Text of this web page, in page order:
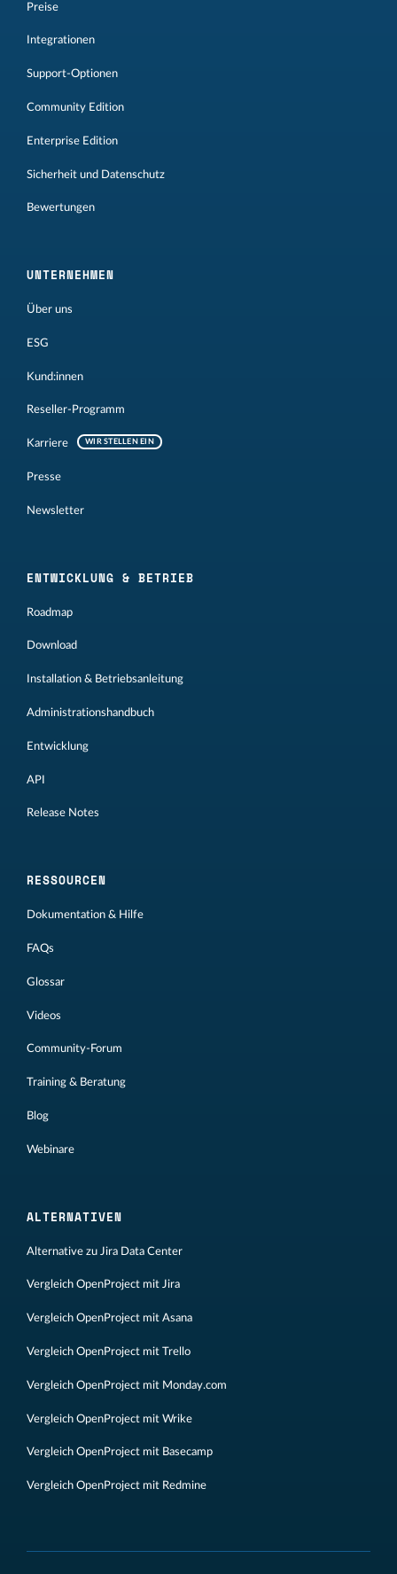
Preise
Integrationen
Support-Optionen
Community Edition
Enterprise Edition
Sicherheit und Datenschutz
Bewertungen
UNTERNEHMEN
Über uns
ESG
Kund:innen
Reseller-Programm
Karriere WIR STELLEN EIN
Presse
Newsletter
ENTWICKLUNG & BETRIEB
Roadmap
Download
Installation & Betriebsanleitung
Administrationshandbuch
Entwicklung
API
Release Notes
RESSOURCEN
Dokumentation & Hilfe
FAQs
Glossar
Videos
Community-Forum
Training & Beratung
Blog
Webinare
ALTERNATIVEN
Alternative zu Jira Data Center
Vergleich OpenProject mit Jira
Vergleich OpenProject mit Asana
Vergleich OpenProject mit Trello
Vergleich OpenProject mit Monday.com
Vergleich OpenProject mit Wrike
Vergleich OpenProject mit Basecamp
Vergleich OpenProject mit Redmine